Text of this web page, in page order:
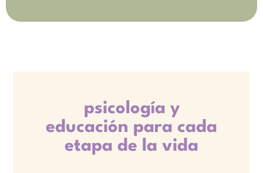
psicología y
educación para cada
etapa de la vida